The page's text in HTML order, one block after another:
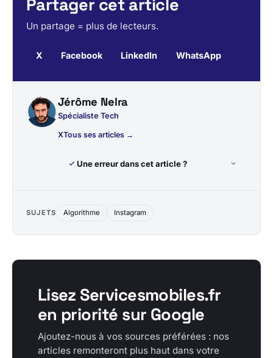
Partager cet article
Un partage = plus de lecteurs.
X Facebook LinkedIn WhatsApp
Jérôme Nelra
Spécialiste Tech
XTous ses articles →
Une erreur dans cet article ?
SUJETS Algorithme Instagram
Lisez Servicesmobiles.fr
en priorité sur Google
Ajoutez-nous à vos sources préférées : nos
articles remonteront plus haut dans votre